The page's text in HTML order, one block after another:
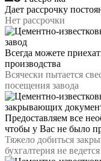
Дает рассрочку
Нет рассрочки
завод
Всегда можете
производства
Всячески пытается
посещения завода
закрывающих
Предоставляем все
чтобы у Вас не было
Тяжело добиться
бухгалтерия не ведется